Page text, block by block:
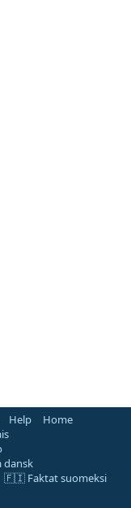
Help
Home
🇫🇮 Faktat suomeksi